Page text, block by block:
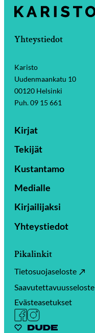
Yhteystiedot
Karisto
Uudenmaankatu 10
00120 Helsinki
Puh. 09 15 661
Kirjat
Tekijät
Kustantamo
Medialle
Kirjailijaksi
Yhteystiedot
Pikalinkit
Tietosuojaseloste
Saavutettavuusseloste
Evästeasetukset
Facebook
Instagram